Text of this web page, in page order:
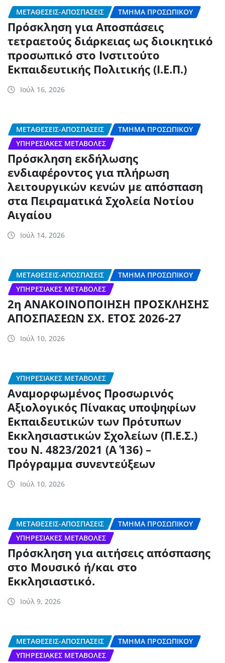
ΜΕΤΑΘΈΣΕΙΣ-ΑΠΟΣΠΆΣΕΙΣ ΤΜΉΜΑ ΠΡΟΣΩΠΙΚΟΎ
Πρόσκληση για Aποσπάσεις
τετραετούς διάρκειας ως διοικητικό
προσωπικό στο Ινστιτούτο
Εκπαιδευτικής Πολιτικής (Ι.Ε.Π.)
Ιούλ 16, 2026
ΜΕΤΑΘΈΣΕΙΣ-ΑΠΟΣΠΆΣΕΙΣ
ΤΜΉΜΑ ΠΡΟΣΩΠΙΚΟΎ
ΥΠΗΡΕΣΙΑΚΈΣ ΜΕΤΑΒΟΛΈΣ
Πρόσκληση εκδήλωσης
ενδιαφέροντος για πλήρωση
λειτουργικών κενών με απόσπαση
στα Πειραματικά Σχολεία Νοτίου
Αιγαίου
Ιούλ 14, 2026
ΜΕΤΑΘΈΣΕΙΣ-ΑΠΟΣΠΆΣΕΙΣ
ΤΜΉΜΑ ΠΡΟΣΩΠΙΚΟΎ
ΥΠΗΡΕΣΙΑΚΈΣ ΜΕΤΑΒΟΛΈΣ
2η ΑΝΑΚΟΙΝΟΠΟΙΗΣΗ ΠΡΟΣΚΛΗΣΗΣ
ΑΠΟΣΠΑΣΕΩΝ ΣΧ. ΕΤΟΣ 2026-27
Ιούλ 10, 2026
ΥΠΗΡΕΣΙΑΚΈΣ ΜΕΤΑΒΟΛΈΣ
Αναμορφωμένος Προσωρινός
Αξιολογικός Πίνακας υποψηφίων
Εκπαιδευτικών των Πρότυπων
Εκκλησιαστικών Σχολείων (Π.Ε.Σ.)
του Ν. 4823/2021 (Α΄ 136) –
Πρόγραμμα συνεντεύξεων
Ιούλ 10, 2026
ΜΕΤΑΘΈΣΕΙΣ-ΑΠΟΣΠΆΣΕΙΣ
ΤΜΉΜΑ ΠΡΟΣΩΠΙΚΟΎ
ΥΠΗΡΕΣΙΑΚΈΣ ΜΕΤΑΒΟΛΈΣ
Πρόσκληση για αιτήσεις απόσπασης
στο Μουσικό ή/και στο
Εκκλησιαστικό.
Ιούλ 9, 2026
ΜΕΤΑΘΈΣΕΙΣ-ΑΠΟΣΠΆΣΕΙΣ
ΤΜΉΜΑ ΠΡΟΣΩΠΙΚΟΎ
ΥΠΗΡΕΣΙΑΚΈΣ ΜΕΤΑΒΟΛΈΣ